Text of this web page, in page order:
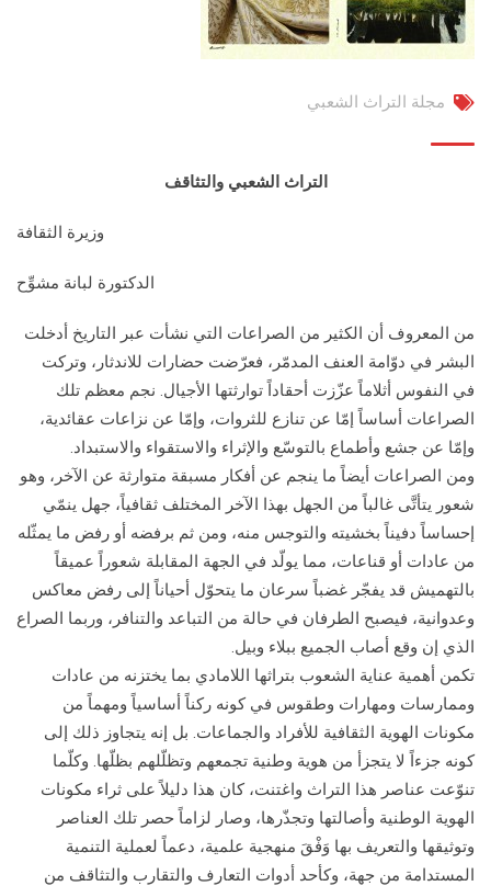
مجلة التراث الشعبي
التراث الشعبي والتثاقف
وزيرة الثقافة
الدكتورة لبانة مشوِّح
من المعروف أن الكثير من الصراعات التي نشأت عبر التاريخ أدخلت
البشر في دوّامة العنف المدمّر، فعرّضت حضارات للاندثار، وتركت
في النفوس أثلاماً عزّزت أحقاداً توارثتها الأجيال. نجم معظم تلك
الصراعات أساساً إمّا عن تنازع للثروات، وإمّا عن نزاعات عقائدية،
وإمّا عن جشع وأطماع بالتوسّع والإثراء والاستقواء والاستبداد.
ومن الصراعات أيضاً ما ينجم عن أفكار مسبقة متوارثة عن الآخر، وهو
شعور يتأتَّى غالباً من الجهل بهذا الآخر المختلف ثقافياً، جهل ينمّي
إحساساً دفيناً بخشيته والتوجس منه، ومن ثم برفضه أو رفض ما يمثّله
من عادات أو قناعات، مما يولّد في الجهة المقابلة شعوراً عميقاً
بالتهميش قد يفجّر غضباً سرعان ما يتحوّل أحياناً إلى رفض معاكس
وعدوانية، فيصبح الطرفان في حالة من التباعد والتنافر، وربما الصراع
الذي إن وقع أصاب الجميع ببلاء وبيل.
تكمن أهمية عناية الشعوب بتراثها اللامادي بما يختزنه من عادات
وممارسات ومهارات وطقوس في كونه ركناً أساسياً ومهماً من
مكونات الهوية الثقافية للأفراد والجماعات. بل إنه يتجاوز ذلك إلى
كونه جزءاً لا يتجزأ من هوية وطنية تجمعهم وتظلّلهم بظلّها. وكلّما
تنوّعت عناصر هذا التراث واغتنت، كان هذا دليلاً على ثراء مكونات
الهوية الوطنية وأصالتها وتجذّرها، وصار لزاماً حصر تلك العناصر
وتوثيقها والتعريف بها وَفْقَ منهجية علمية، دعماً لعملية التنمية
المستدامة من جهة، وكأحد أدوات التعارف والتقارب والتثاقف من